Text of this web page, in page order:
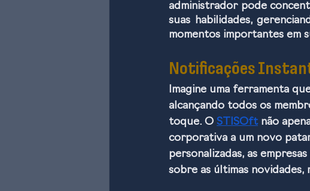
administrador pode
suas habilidades,
momentos importantes em
Notificações
Imagine uma ferramenta
alcançando todos os
toque. O STISOft não
corporativa a um novo
personalizadas, as
sobre as últimas novidades,